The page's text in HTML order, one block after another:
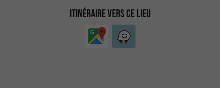
ITINÉRAIRE VERS CE LIEU